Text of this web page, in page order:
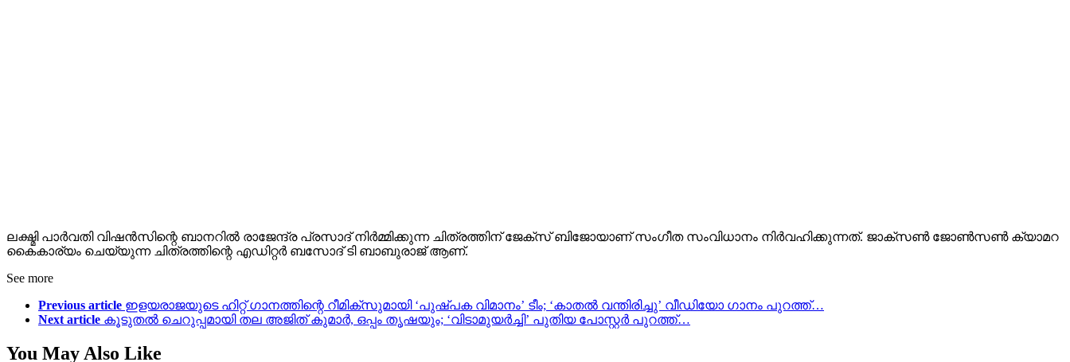
ലക്ഷ്മി പാർവതി വിഷൻസിന്റെ ബാനറിൽ രാജേന്ദ്ര പ്രസാദ് നിർമ്മിക്കുന്ന ചിത്രത്തിന് ജേക്സ് ബിജോയാണ് സംഗീത സംവിധാനം നിർവഹിക്കുന്നത്. ജാക്സൺ ജോൺസൺ ക്യാമറ
കൈകാര്യം ചെയ്യുന്ന ചിത്രത്തിന്റെ എഡിറ്റർ ബസോദ് ടി ബാബുരാജ് ആണ്.
See more
Previous article ഇളയരാജയുടെ ഹിറ്റ് ഗാനത്തിന്റെ റീമിക്സുമായി ‘പുഷ്പക വിമാനം’ ടീം; ‘കാതൽ വന്തിരിച്ചു’ വീഡിയോ ഗാനം പുറത്ത്…
Next article കൂടുതൽ ചെറുപ്പമായി തല അജിത് കുമാർ, ഒപ്പം തൃഷയും; ‘വിടാമുയർച്ചി’ പുതിയ പോസ്റ്റർ പുറത്ത്…
You May Also Like